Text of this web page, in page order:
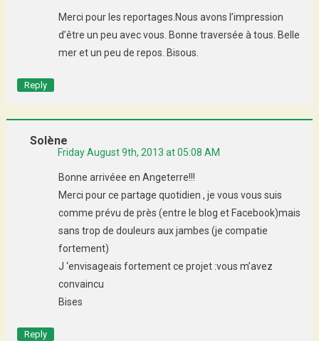
Merci pour les reportages.Nous avons l’impression
d’être un peu avec vous. Bonne traversée à tous. Belle
mer et un peu de repos. Bisous.
Reply
Solène
Friday August 9th, 2013 at 05:08 AM
Bonne arrivéee en Angeterre!!!
Merci pour ce partage quotidien , je vous vous suis
comme prévu de près (entre le blog et Facebook)mais
sans trop de douleurs aux jambes (je compatie
fortement)
J ‘envisageais fortement ce projet :vous m’avez
convaincu
Bises
Reply